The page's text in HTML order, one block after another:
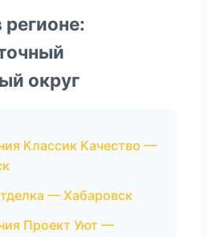
округ
Классик Качество —
— Хабаровск
Проект Уют —